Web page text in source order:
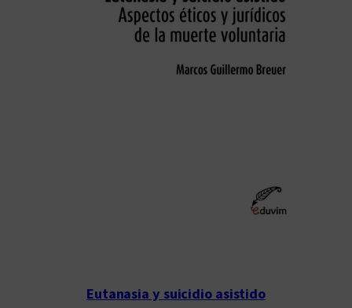
Eutanasia y suicidio asistido